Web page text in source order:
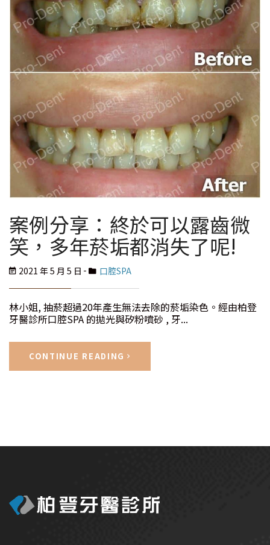
案例分享：終於可以露齒微
笑，多年菸垢都消失了呢!
2021 年 5 月 5 日 口腔SPA
林小姐, 抽菸超過20年產生無法去除的菸垢染色。經由柏登
牙醫診所口腔SPA 的拋光與矽粉噴砂 , 牙...
CONTINUE READING